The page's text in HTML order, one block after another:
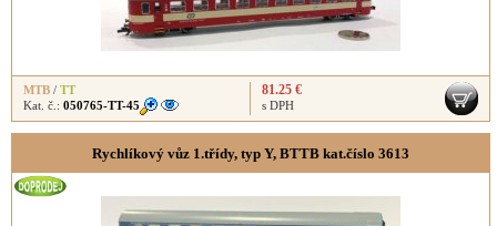
MTB / TT
Kat. č.: 050765-TT-45
81.25 €
s DPH
Rychlíkový vůz 1.třídy, typ Y, BTTB kat.číslo 3613